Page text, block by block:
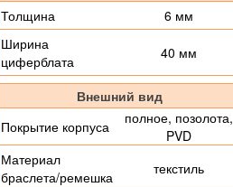
Толщина
6 мм
Ширина
циферблата
40 мм
Внешний вид
Покрытие корпуса
полное, позолота,
PVD
Материал
браслета/ремешка
текстиль